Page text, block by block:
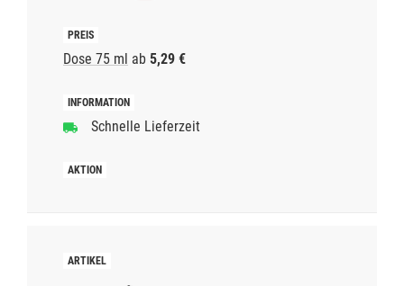
Dose 75 ml ab 5,29 €
Schnelle Lieferzeit